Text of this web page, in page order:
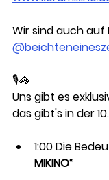
Wir sind auch auf
🎙🦓
Uns gibt es
das gibt's in der
1:00 Die
MIKINO“